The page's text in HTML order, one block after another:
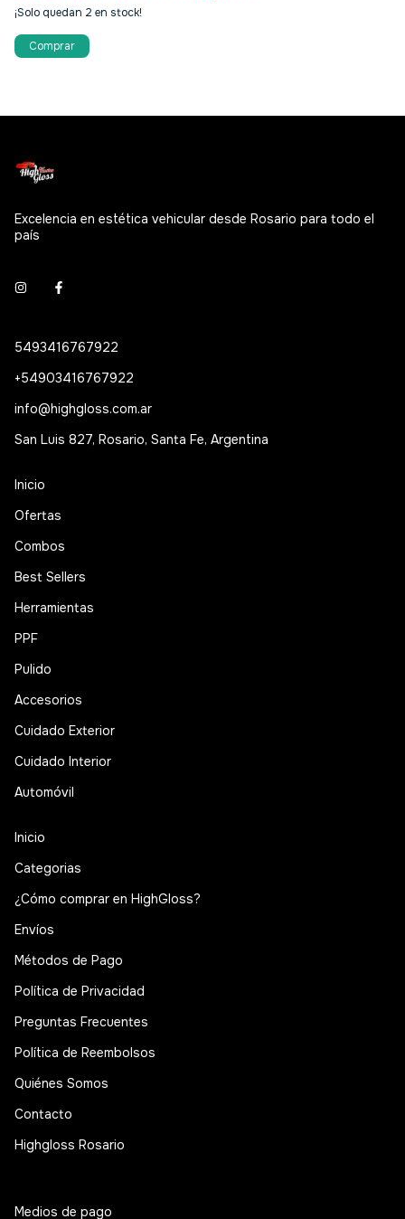
¡Solo quedan 2 en stock!
Excelencia en estética vehicular desde Rosario para todo el
país
5493416767922
+54903416767922
info@highgloss.com.ar
San Luis 827, Rosario, Santa Fe, Argentina
Inicio
Ofertas
Combos
Best Sellers
Herramientas
PPF
Pulido
Accesorios
Cuidado Exterior
Cuidado Interior
Automóvil
Inicio
Categorias
¿Cómo comprar en HighGloss?
Envíos
Métodos de Pago
Política de Privacidad
Preguntas Frecuentes
Política de Reembolsos
Quiénes Somos
Contacto
Highgloss Rosario
Medios de pago